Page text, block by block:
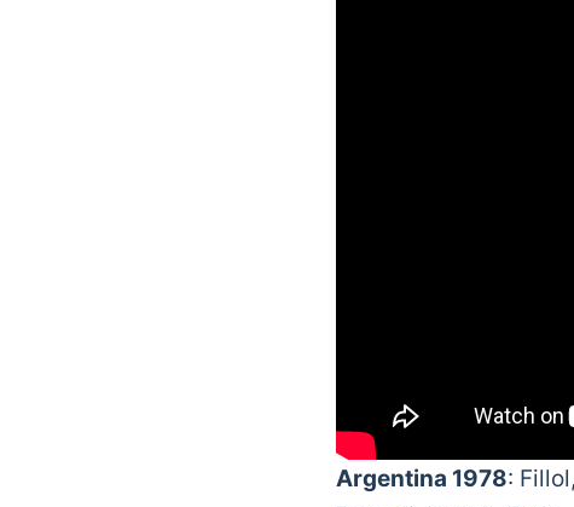
Argentina 1978: